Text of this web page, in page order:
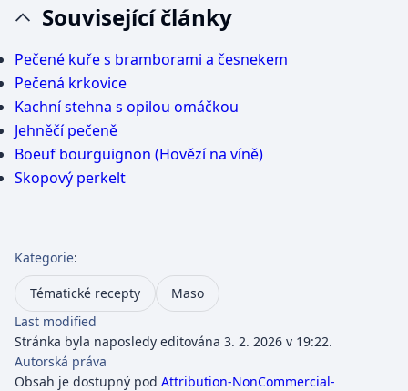
Související články
Pečené kuře s bramborami a česnekem
Pečená krkovice
Kachní stehna s opilou omáčkou
Jehněčí pečeně
Boeuf bourguignon (Hovězí na víně)
Skopový perkelt
Kategorie:
Tématické recepty
Maso
Last modified
Stránka byla naposledy editována 3. 2. 2026 v 19:22.
Autorská práva
Obsah je dostupný pod Attribution-NonCommercial-